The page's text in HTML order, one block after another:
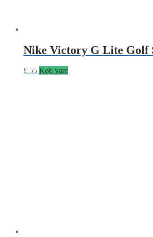
Nike Victory G Lite Golf
£ 55 Køb vare